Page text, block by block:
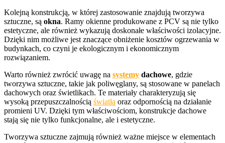
Kolejną konstrukcją, w której zastosowanie znajdują tworzywa
sztuczne, są okna. Ramy okienne produkowane z PCV są nie tylko
estetyczne, ale również wykazują doskonałe właściwości izolacyjne.
Dzięki nim możliwe jest znaczące obniżenie kosztów ogrzewania w
budynkach, co czyni je ekologicznym i ekonomicznym
rozwiązaniem.
Warto również zwrócić uwagę na systemy dachowe, gdzie
tworzywa sztuczne, takie jak poliwęglany, są stosowane w panelach
dachowych oraz świetlikach. Te materiały charakteryzują się
wysoką przepuszczalnością światła oraz odpornością na działanie
promieni UV. Dzięki tym właściwościom, konstrukcje dachowe
stają się nie tylko funkcjonalne, ale i estetyczne.
Tworzywa sztuczne zajmują również ważne miejsce w elementach